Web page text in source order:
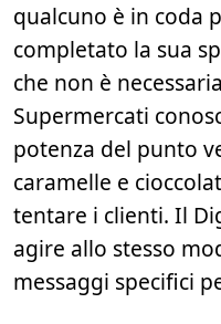
qualcuno è in coda
completato la sua
che non è
Supermercati
potenza del punto
caramelle e
tentare i clienti. Il
agire allo stesso
messaggi specifici